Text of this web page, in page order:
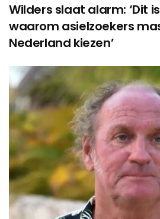
Wilders slaat alarm: ‘Dit
waarom asielzoekers
Nederland kiezen’